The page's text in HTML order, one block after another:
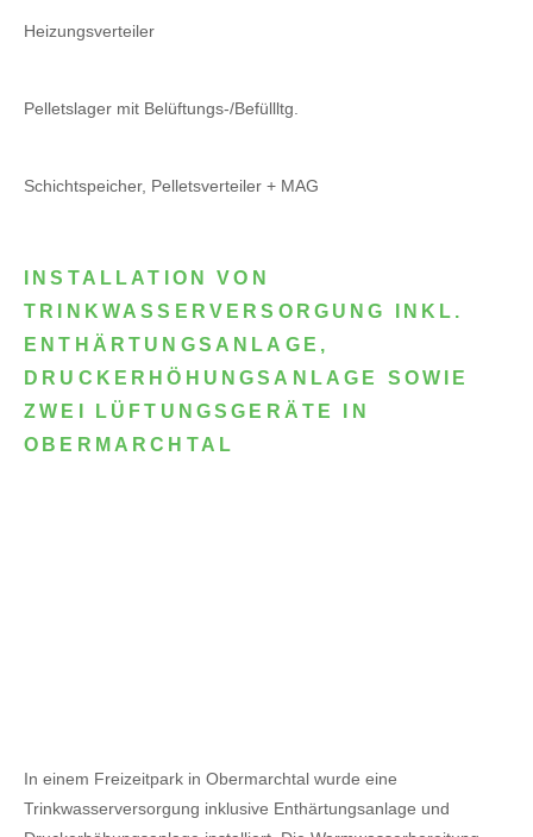
Heizungsverteiler
Pelletslager mit Belüftungs-/Befüllltg.
Schichtspeicher, Pelletsverteiler + MAG
INSTALLATION VON
TRINKWASSERVERSORGUNG INKL.
ENTHÄRTUNGSANLAGE,
DRUCKERHÖHUNGSANLAGE SOWIE
ZWEI LÜFTUNGSGERÄTE IN
OBERMARCHTAL
In einem Freizeitpark in Obermarchtal wurde eine
Trinkwasserversorgung inklusive Enthärtungsanlage und